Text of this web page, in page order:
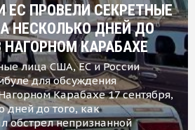
ЕС ПРОВЕЛИ СЕКРЕТНЫЕ
НЕСКОЛЬКО ДНЕЙ ДО
НАГОРНОМ КАРАБАХЕ
лица США, ЕС и России
для обсуждения
Карабахе 17 сентября,
дней до того, как
обстрел непризнанной